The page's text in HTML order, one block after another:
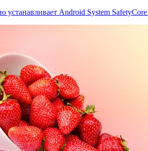
устанавливает Android System